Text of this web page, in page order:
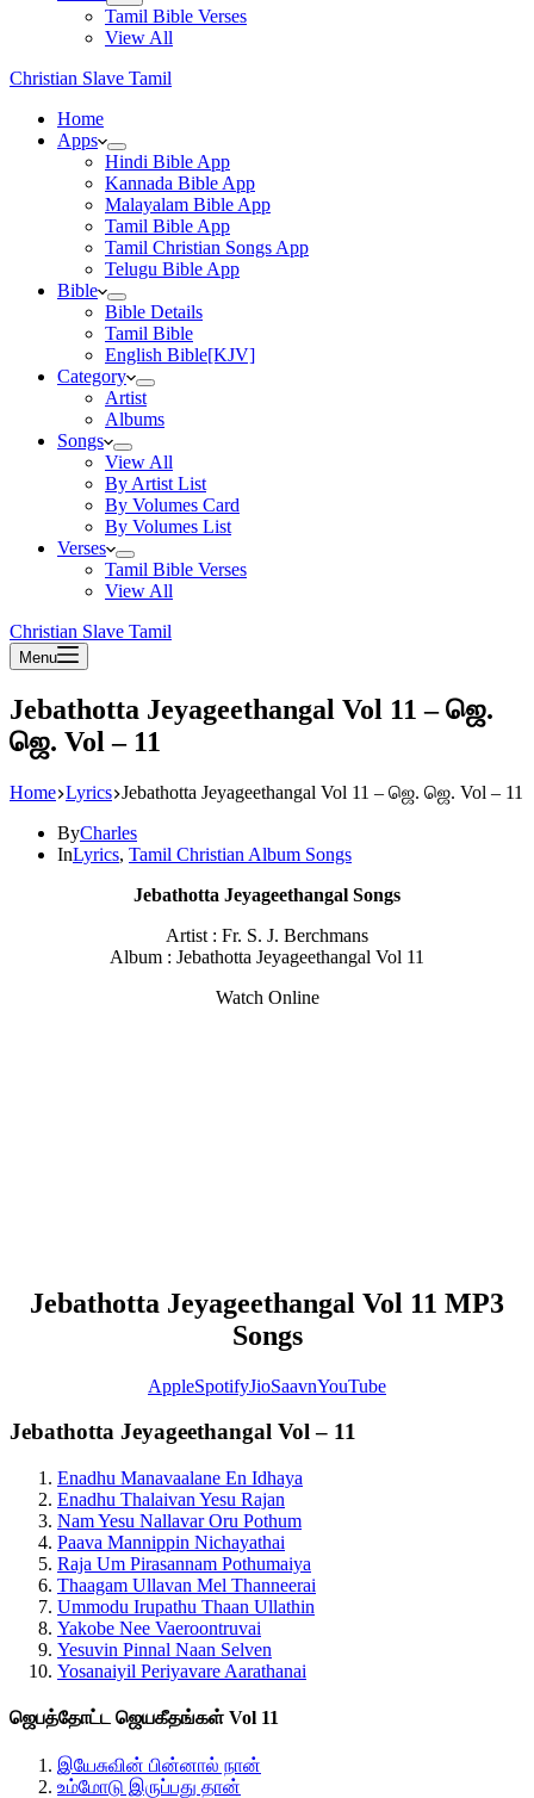
Tamil Bible Verses
View All
Christian Slave Tamil
Home
Apps
Hindi Bible App
Kannada Bible App
Malayalam Bible App
Tamil Bible App
Tamil Christian Songs App
Telugu Bible App
Bible
Bible Details
Tamil Bible
English Bible[KJV]
Category
Artist
Albums
Songs
View All
By Artist List
By Volumes Card
By Volumes List
Verses
Tamil Bible Verses
View All
Christian Slave Tamil
Menu
Jebathotta Jeyageethangal Vol 11 – ஜெ.
ஜெ. Vol – 11
Home Lyrics Jebathotta Jeyageethangal Vol 11 – ஜெ. ஜெ. Vol – 11
ByCharles
InLyrics, Tamil Christian Album Songs
Jebathotta Jeyageethangal Songs
Artist : Fr. S. J. Berchmans
Album : Jebathotta Jeyageethangal Vol 11
Watch Online
Jebathotta Jeyageethangal Vol 11 MP3
Songs
AppleSpotifyJioSaavnYouTube
Jebathotta Jeyageethangal Vol – 11
Enadhu Manavaalane En Idhaya
Enadhu Thalaivan Yesu Rajan
Nam Yesu Nallavar Oru Pothum
Paava Mannippin Nichayathai
Raja Um Pirasannam Pothumaiya
Thaagam Ullavan Mel Thanneerai
Ummodu Irupathu Thaan Ullathin
Yakobe Nee Vaeroontruvai
Yesuvin Pinnal Naan Selven
Yosanaiyil Periyavare Aarathanai
ஜெபத்தோட்ட ஜெயகீதங்கள் Vol 11
இயேசுவின் பின்னால் நான்
உம்மோடு இருப்பது தான்